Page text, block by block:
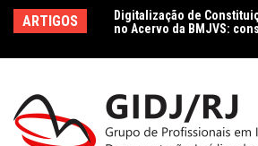
paraARTIGOS
no Acervo da BMJVS:
Dados jurídicos na
Agenda 2030